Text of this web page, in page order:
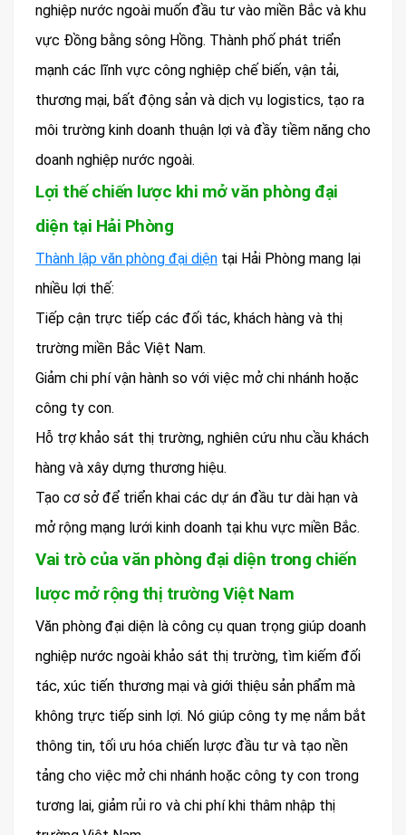
nghiệp nước ngoài muốn đầu tư vào miền Bắc và khu
vực Đồng bằng sông Hồng. Thành phố phát triển
mạnh các lĩnh vực công nghiệp chế biến, vận tải,
thương mại, bất động sản và dịch vụ logistics, tạo ra
môi trường kinh doanh thuận lợi và đầy tiềm năng cho
doanh nghiệp nước ngoài.
Lợi thế chiến lược khi mở văn phòng đại
diện tại Hải Phòng
Thành lập văn phòng đại diện tại Hải Phòng mang lại
nhiều lợi thế:
Tiếp cận trực tiếp các đối tác, khách hàng và thị
trường miền Bắc Việt Nam.
Giảm chi phí vận hành so với việc mở chi nhánh hoặc
công ty con.
Hỗ trợ khảo sát thị trường, nghiên cứu nhu cầu khách
hàng và xây dựng thương hiệu.
Tạo cơ sở để triển khai các dự án đầu tư dài hạn và
mở rộng mạng lưới kinh doanh tại khu vực miền Bắc.
Vai trò của văn phòng đại diện trong chiến
lược mở rộng thị trường Việt Nam
Văn phòng đại diện là công cụ quan trọng giúp doanh
nghiệp nước ngoài khảo sát thị trường, tìm kiếm đối
tác, xúc tiến thương mại và giới thiệu sản phẩm mà
không trực tiếp sinh lợi. Nó giúp công ty mẹ nắm bắt
thông tin, tối ưu hóa chiến lược đầu tư và tạo nền
tảng cho việc mở chi nhánh hoặc công ty con trong
tương lai, giảm rủi ro và chi phí khi thâm nhập thị